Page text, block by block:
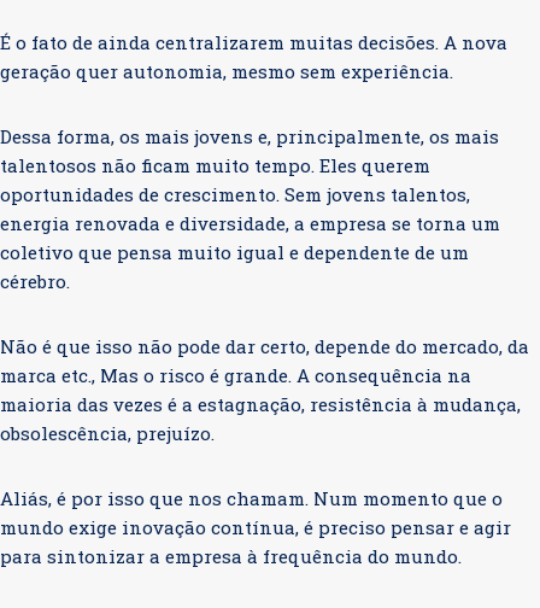
É o fato de ainda centralizarem muitas decisões. A nova
geração quer autonomia, mesmo sem experiência.
Dessa forma, os mais jovens e, principalmente, os mais
talentosos não ficam muito tempo. Eles querem
oportunidades de crescimento. Sem jovens talentos,
energia renovada e diversidade, a empresa se torna um
coletivo que pensa muito igual e dependente de um
cérebro.
Não é que isso não pode dar certo, depende do mercado, da
marca etc., Mas o risco é grande. A consequência na
maioria das vezes é a estagnação, resistência à mudança,
obsolescência, prejuízo.
Aliás, é por isso que nos chamam. Num momento que o
mundo exige inovação contínua, é preciso pensar e agir
para sintonizar a empresa à frequência do mundo.